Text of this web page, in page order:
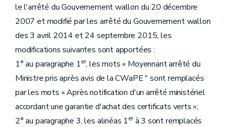
le l'arrêté du Gouvernement wallon du 20 décembre
2007 et modifié par les arrêté du Gouvernement wallon
des 3 avril 2014 et 24 septembre 2015, les
modifications suivantes sont apportées :
1° au paragraphe 1er, les mots « Moyennant arrêté du
Ministre pris après avis de la CWaPE " sont remplacés
par les mots « Après notification d'un arrêté ministériel
accordant une garantie d'achat des certificats verts »;
2° au paragraphe 3, les alinéas 1erà 3 sont remplacés